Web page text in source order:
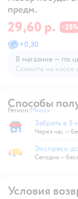
предм.
29,60 р. −25%
+0,30
В магазине — по
Скажите на кассе
Способы
Регион: Выбор адреса
Минск
Забрать в магазине
Забрать в 5
Через час —
Экспресс-доставка из
Экспресс-
Сегодня—
Условия